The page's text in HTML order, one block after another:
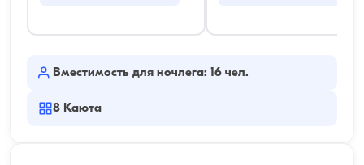
Вместимость для ночлега: 16 чел.
8 Каюта